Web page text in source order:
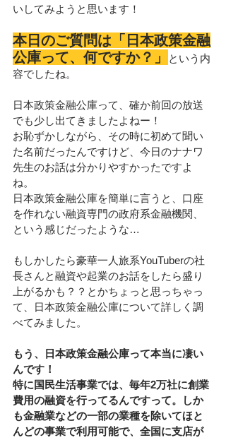
いしてみようと思います！
本日のご質問は「日本政策金融
公庫って、何ですか？」
という内
容でしたね。
日本政策金融公庫って、確か前回の放送
でも少し出てきましたよねー！
お恥ずかしながら、その時に初めて聞い
た名前だったんですけど、今日のナナワ
先生のお話は分かりやすかったですよ
ね。
日本政策金融公庫を簡単に言うと、口座
を作れない融資専門の政府系金融機関、
という感じだったような…
もしかしたら豪華一人旅系YouTuberの社
長さんと融資や起業のお話をしたら盛り
上がるかも？？とかちょっと思っちゃっ
て、日本政策金融公庫について詳しく調
べてみました。
もう、日本政策金融公庫って本当に凄い
んです！
特に国民生活事業では、毎年2万社に創業
費用の融資を行ってるんですって。しか
も金融業などの一部の業種を除いてほと
んどの事業で利用可能で、全国に支店が